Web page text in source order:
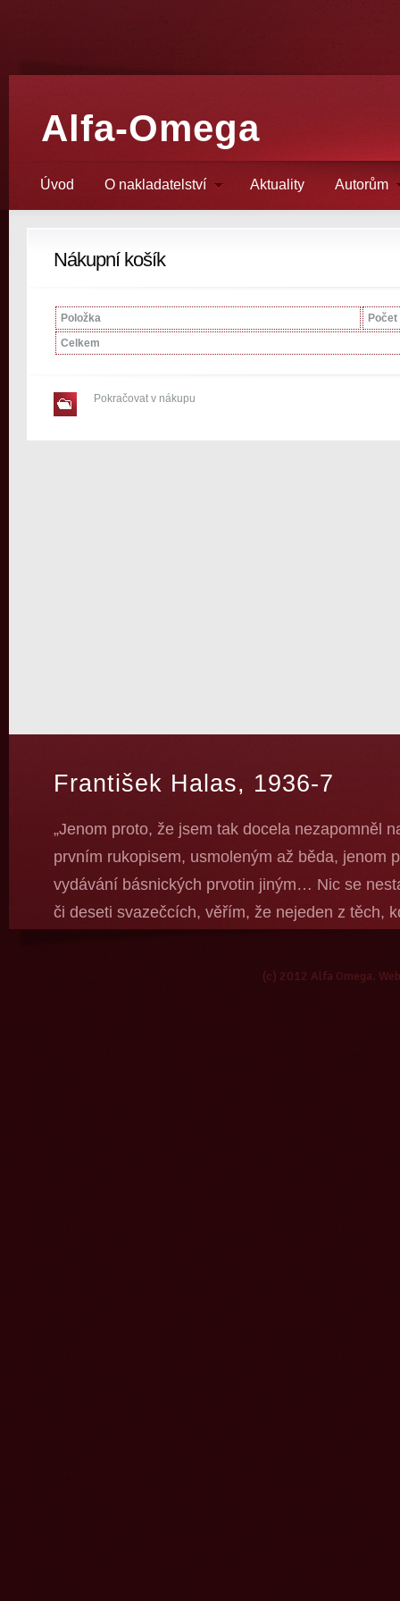
Alfa-Omega
Úvod O nakladatelství Aktuality Autorům
Nákupní košík
Položka
Počet
Celkem
Pokračovat v nákupu
František Halas, 1936-7
„Jenom proto, že jsem tak docela nezapomněl
prvním rukopisem, usmoleným až běda, jenom
vydávání básnických prvotin jiným… Nic se
či deseti svazečcích, věřím, že nejeden z těch,
tom? Ale nevěřím tomu příliš, znám ten jed!“
(c) 2012 Alfa Omega.